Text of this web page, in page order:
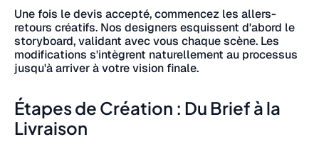
Une fois le devis accepté, commencez les allers-
retours créatifs. Nos designers esquissent d'abord le
storyboard, validant avec vous chaque scène. Les
modifications s'intègrent naturellement au processus
jusqu'à arriver à votre vision finale.
Étapes de Création : Du Brief à la
Livraison